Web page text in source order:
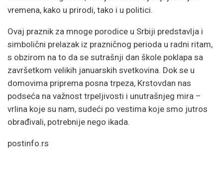
vremena, kako u prirodi, tako i u politici.
Ovaj praznik za mnoge porodice u Srbiji predstavlja i
simbolični prelazak iz prazničnog perioda u radni ritam,
s obzirom na to da se sutrašnji dan škole poklapa sa
završetkom velikih januarskih svetkovina. Dok se u
domovima priprema posna trpeza, Krstovdan nas
podseća na važnost trpeljivosti i unutrašnjeg mira –
vrlina koje su nam, sudeći po vestima koje smo jutros
obrađivali, potrebnije nego ikada.
postinfo.rs